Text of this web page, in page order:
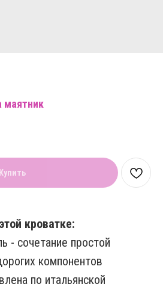
маятник
Купить
кроватке:
- сочетание простой
компонентов
по итальянской